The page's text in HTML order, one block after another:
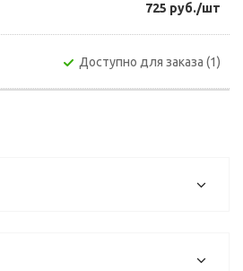
725 руб./шт
Доступно для заказа (1)